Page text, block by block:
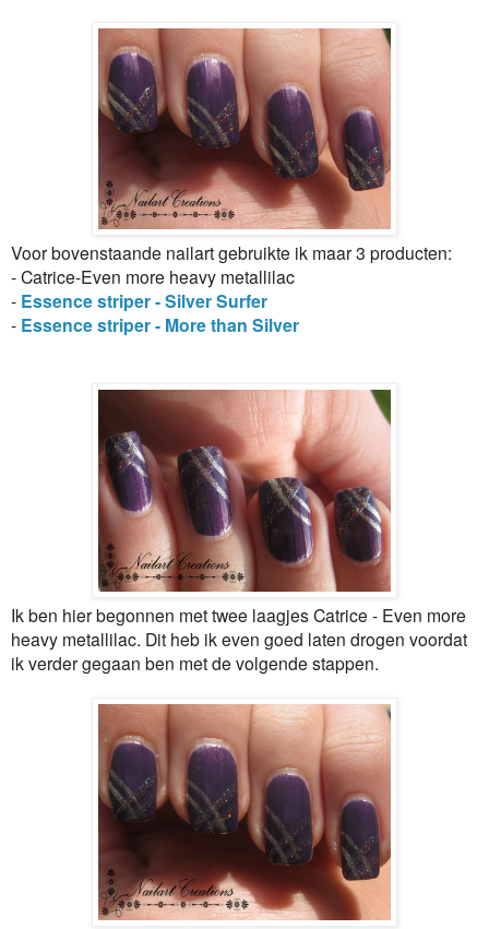
Voor bovenstaande nailart gebruikte ik maar 3 producten:
- Catrice-Even more heavy metallilac
- Essence striper - Silver Surfer
- Essence striper - More than Silver
Ik ben hier begonnen met twee laagjes Catrice - Even more
heavy metallilac. Dit heb ik even goed laten drogen voordat
ik verder gegaan ben met de volgende stappen.